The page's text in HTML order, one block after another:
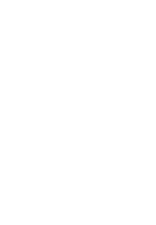
DOMÁCNOST A
CHEMIE -